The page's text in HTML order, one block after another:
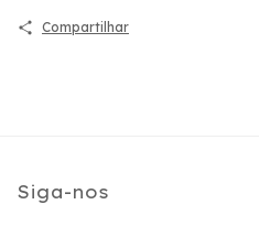
Compartilhar
Siga-nos